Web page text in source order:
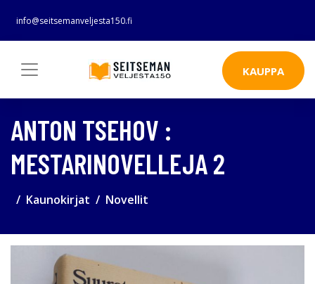
info@seitsemanveljesta150.fi
KAUPPA
ANTON TSEHOV :
MESTARINOVELLEJA 2
Kaunokirjat Novellit